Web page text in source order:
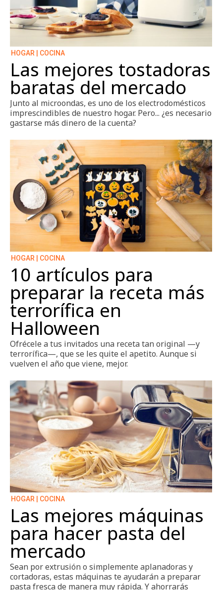
HOGAR | COCINA
Las mejores tostadoras
baratas del mercado
Junto al microondas, es uno de los electrodomésticos
imprescindibles de nuestro hogar. Pero... ¿es necesario
gastarse más dinero de la cuenta?
HOGAR | COCINA
10 artículos para
preparar la receta más
terrorífica en
Halloween
Ofrécele a tus invitados una receta tan original —y
terrorífica—, que se les quite el apetito. Aunque si
vuelven el año que viene, mejor.
HOGAR | COCINA
Las mejores máquinas
para hacer pasta del
mercado
Sean por extrusión o simplemente aplanadoras y
cortadoras, estas máquinas te ayudarán a preparar
pasta fresca de manera muy rápida. Y ahorrarás